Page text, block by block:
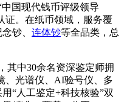
国现代钱币评级领导
证。在纸币领域，服务覆
钞、 连体钞等全品类，总
其中30余名资深鉴定师拥
、光谱仪、AI验号仪、多
“人工鉴定+科技核验”双